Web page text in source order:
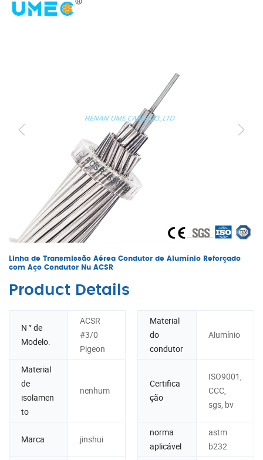
Linha de Transmissão Aérea Condutor de Alumínio Reforçado
com Aço Condutor Nu ACSR
Product Details
N ° de
Modelo.
ACSR
#3/0
Pigeon
Material
do
condutor
Alumínio
Material
de
isolamen
to
nenhum
Certifica
ção
ISO9001,
CCC,
sgs, bv
Marca jinshui
norma
aplicável
astm
b232